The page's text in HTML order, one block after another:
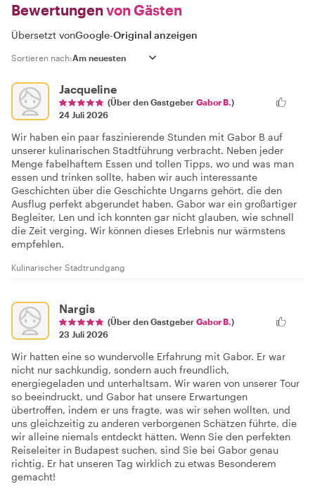
Bewertungen von Gästen
Übersetzt vonGoogle-Original anzeigen
Sortieren nach:
Jacqueline
(Über den Gastgeber Gabor B. )
24 Juli 2026
Wir haben ein paar faszinierende Stunden mit Gabor B auf
unserer kulinarischen Stadtführung verbracht. Neben jeder
Menge fabelhaftem Essen und tollen Tipps, wo und was man
essen und trinken sollte, haben wir auch interessante
Geschichten über die Geschichte Ungarns gehört, die den
Ausflug perfekt abgerundet haben. Gabor war ein großartiger
Begleiter, Len und ich konnten gar nicht glauben, wie schnell
die Zeit verging. Wir können dieses Erlebnis nur wärmstens
empfehlen.
Kulinarischer Stadtrundgang
Nargis
(Über den Gastgeber Gabor B. )
23 Juli 2026
Wir hatten eine so wundervolle Erfahrung mit Gabor. Er war
nicht nur sachkundig, sondern auch freundlich,
energiegeladen und unterhaltsam. Wir waren von unserer Tour
so beeindruckt, und Gabor hat unsere Erwartungen
übertroffen, indem er uns fragte, was wir sehen wollten, und
uns gleichzeitig zu anderen verborgenen Schätzen führte, die
wir alleine niemals entdeckt hätten. Wenn Sie den perfekten
Reiseleiter in Budapest suchen, sind Sie bei Gabor genau
richtig. Er hat unseren Tag wirklich zu etwas Besonderem
gemacht!